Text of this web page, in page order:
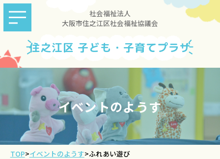
社会福祉法人
大阪市住之江区社会福祉協議会
住之江区 子ども・子育てプラザ
イベントのようす
TOP>イベントのようす>ふれあい遊び